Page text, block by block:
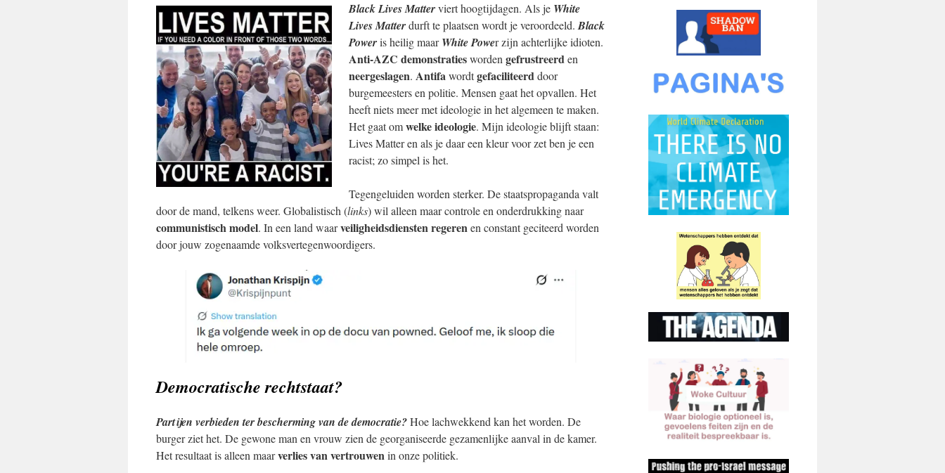
Black Lives Matterviert hoogtijdagen. Als je White
Lives Matterdurft te plaatsen wordt je veroordeeld. Black
Poweris heilig maarWhite Power zijn achterlijke idioten.
Anti-AZC demonstratiesworden gefrustreerden
neergeslagen. Antifawordtgefaciliteerddoor
burgemeesters en politie. Mensen gaat het opvallen. Het
heeft niets meer met ideologie in het algemeen te maken.
Het gaat omwelke ideologie. Mijn ideologie blijft staan:
Lives Matter en als je daar een kleur voor zet ben je een
racist; zo simpel is het.
Tegengeluiden worden sterker. De staatspropaganda valt
door de mand, telkens weer. Globalistisch (links) wil alleen maar controle en onderdrukking naar
communistisch model. In een land waarveiligheidsdienstenregerenen constant geciteerd worden
door jouw zogenaamde volksvertegenwoordigers.
Democratische rechtstaat?
Partijen verbieden ter bescherming van de democratie?Hoe lachwekkend kan het worden. De
burger ziet het. De gewone man en vrouw zien de georganiseerde gezamenlijke aanval in de kamer.
Het resultaat is alleen maarverlies van vertrouwenin onze politiek.